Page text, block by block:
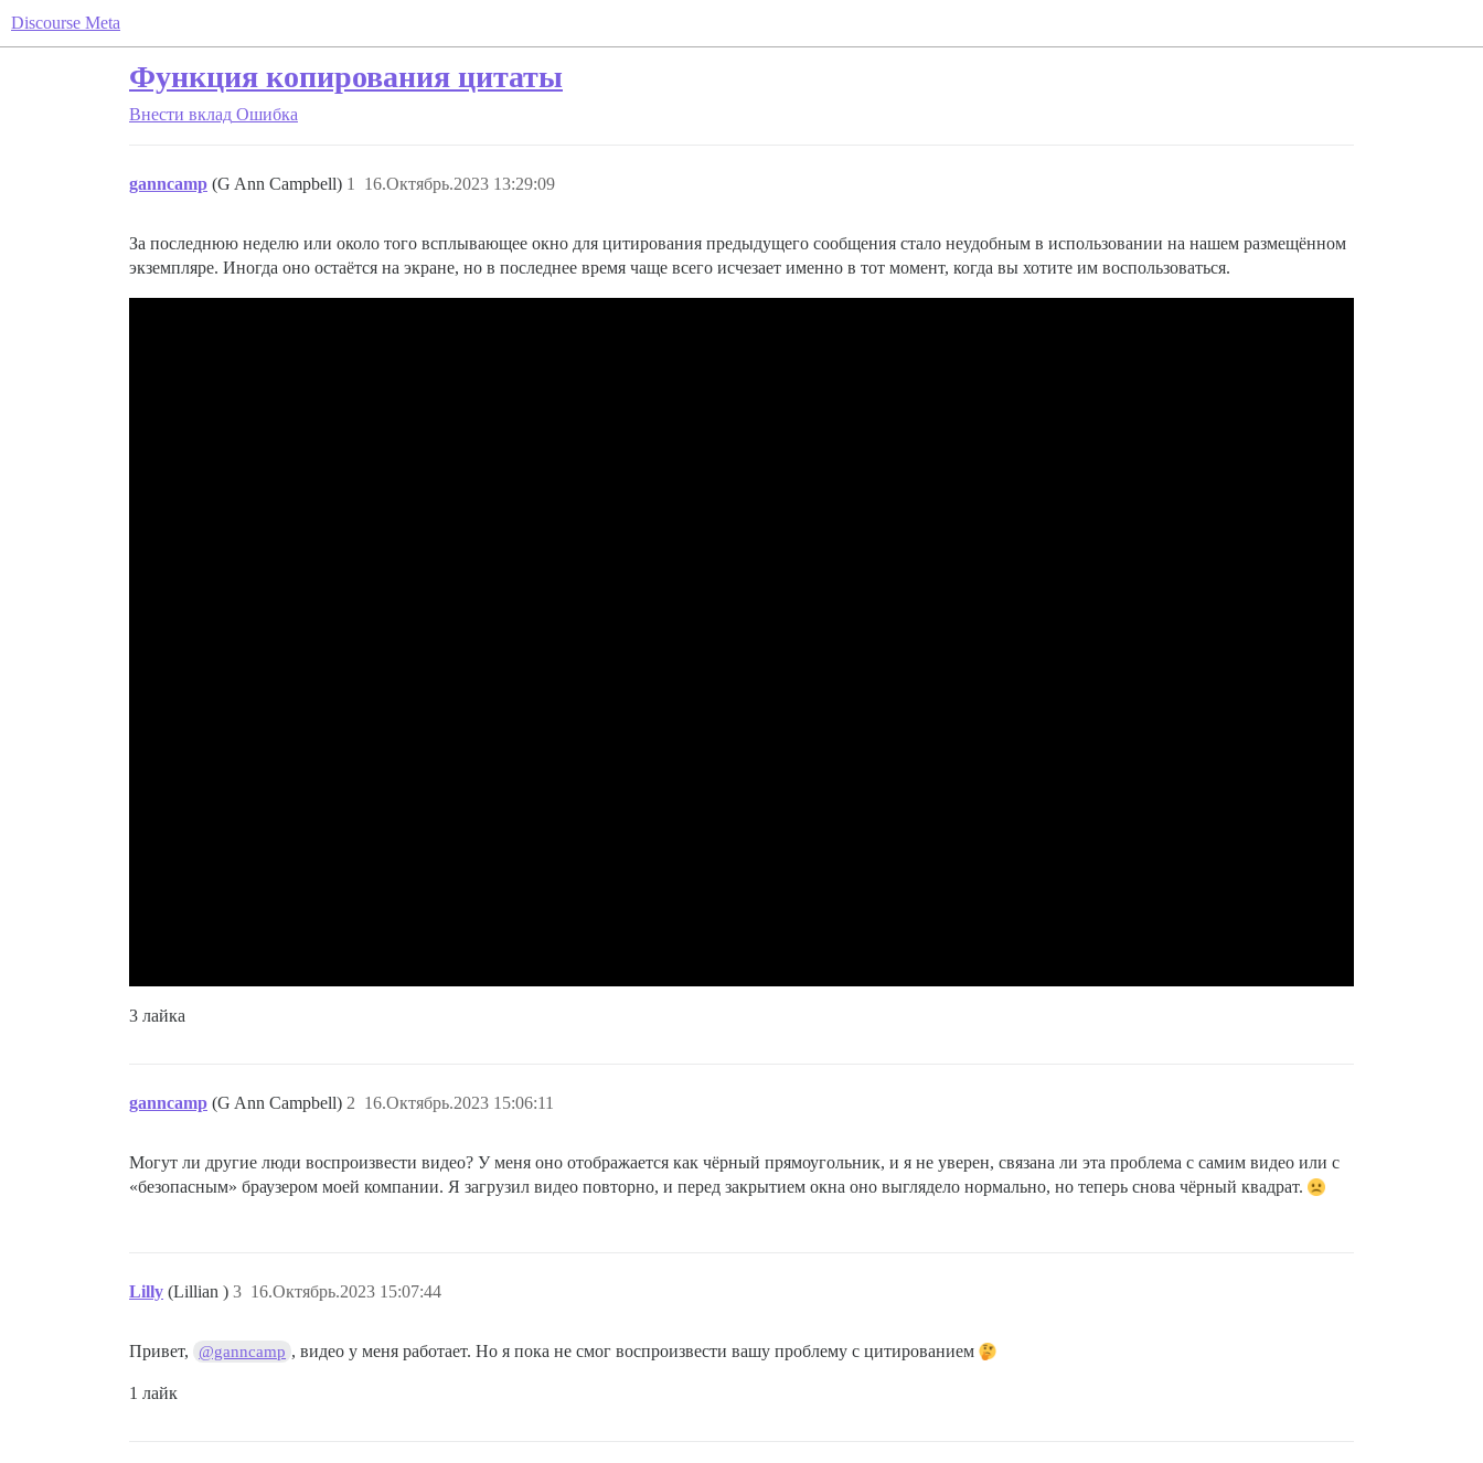
Discourse Meta
Функция копирования цитаты
Внести вклад Ошибка
ganncamp (G Ann Campbell) 16.Октябрь.2023 13:29:09
1
За последнюю неделю или около того всплывающее окно для цитирования предыдущего сообщения стало неудобным в использовании на нашем размещённом
экземпляре. Иногда оно остаётся на экране, но в последнее время чаще всего исчезает именно в тот момент, когда вы хотите им воспользоваться.
3 лайка
ganncamp (G Ann Campbell) 16.Октябрь.2023 15:06:11
2
Могут ли другие люди воспроизвести видео? У меня оно отображается как чёрный прямоугольник, и я не уверен, связана ли эта проблема с самим видео или с
«безопасным» браузером моей компании. Я загрузил видео повторно, и перед закрытием окна оно выглядело нормально, но теперь снова чёрный квадрат.
Lilly (Lillian ) 16.Октябрь.2023 15:07:44
3
Привет, @ganncamp , видео у меня работает. Но я пока не смог воспроизвести вашу проблему с цитированием
1 лайк